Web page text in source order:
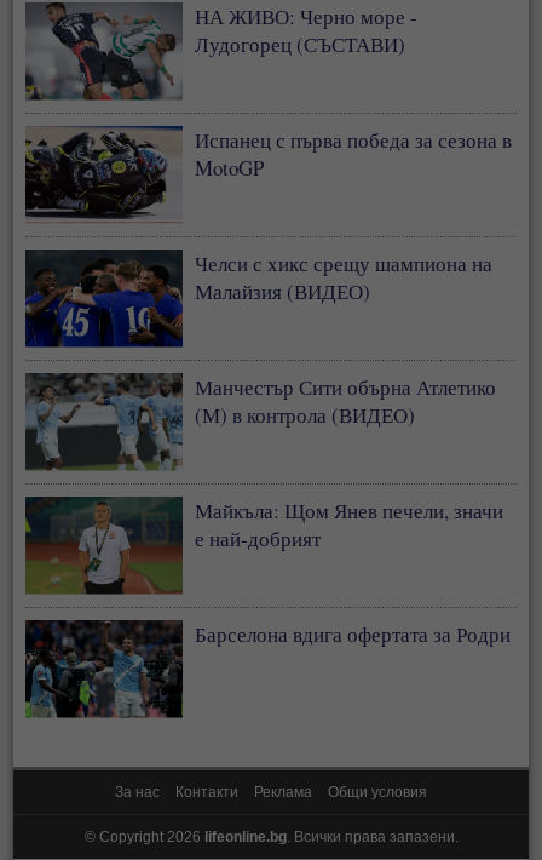
НА ЖИВО: Черно море -
Лудогорец (СЪСТАВИ)
Испанец с първа победа за сезона в
MotoGP
Челси с хикс срещу шампиона на
Малайзия (ВИДЕО)
Манчестър Сити обърна Атлетико
(М) в контрола (ВИДЕО)
Майкъла: Щом Янев печели, значи
е най-добрият
Барселона вдига офертата за Родри
За нас Контакти Реклама Общи условия
© Copyright 2026 lifeonline.bg. Всички права запазени.